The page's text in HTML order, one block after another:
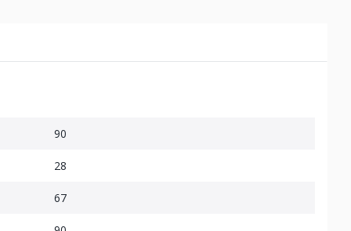
90
28
67